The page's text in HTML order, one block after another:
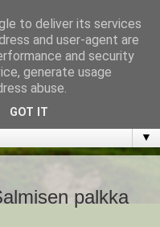
tilaisuuden muuttaa
▼
palkka
to deliver its services
and user-agent are
and security
generate usage
abuse.
GOT IT